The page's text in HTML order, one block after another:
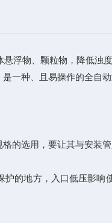
浮物、颗粒物，降低
一种、且易操作的全自动
的选用，要让其与安装
地方，入口低压影响